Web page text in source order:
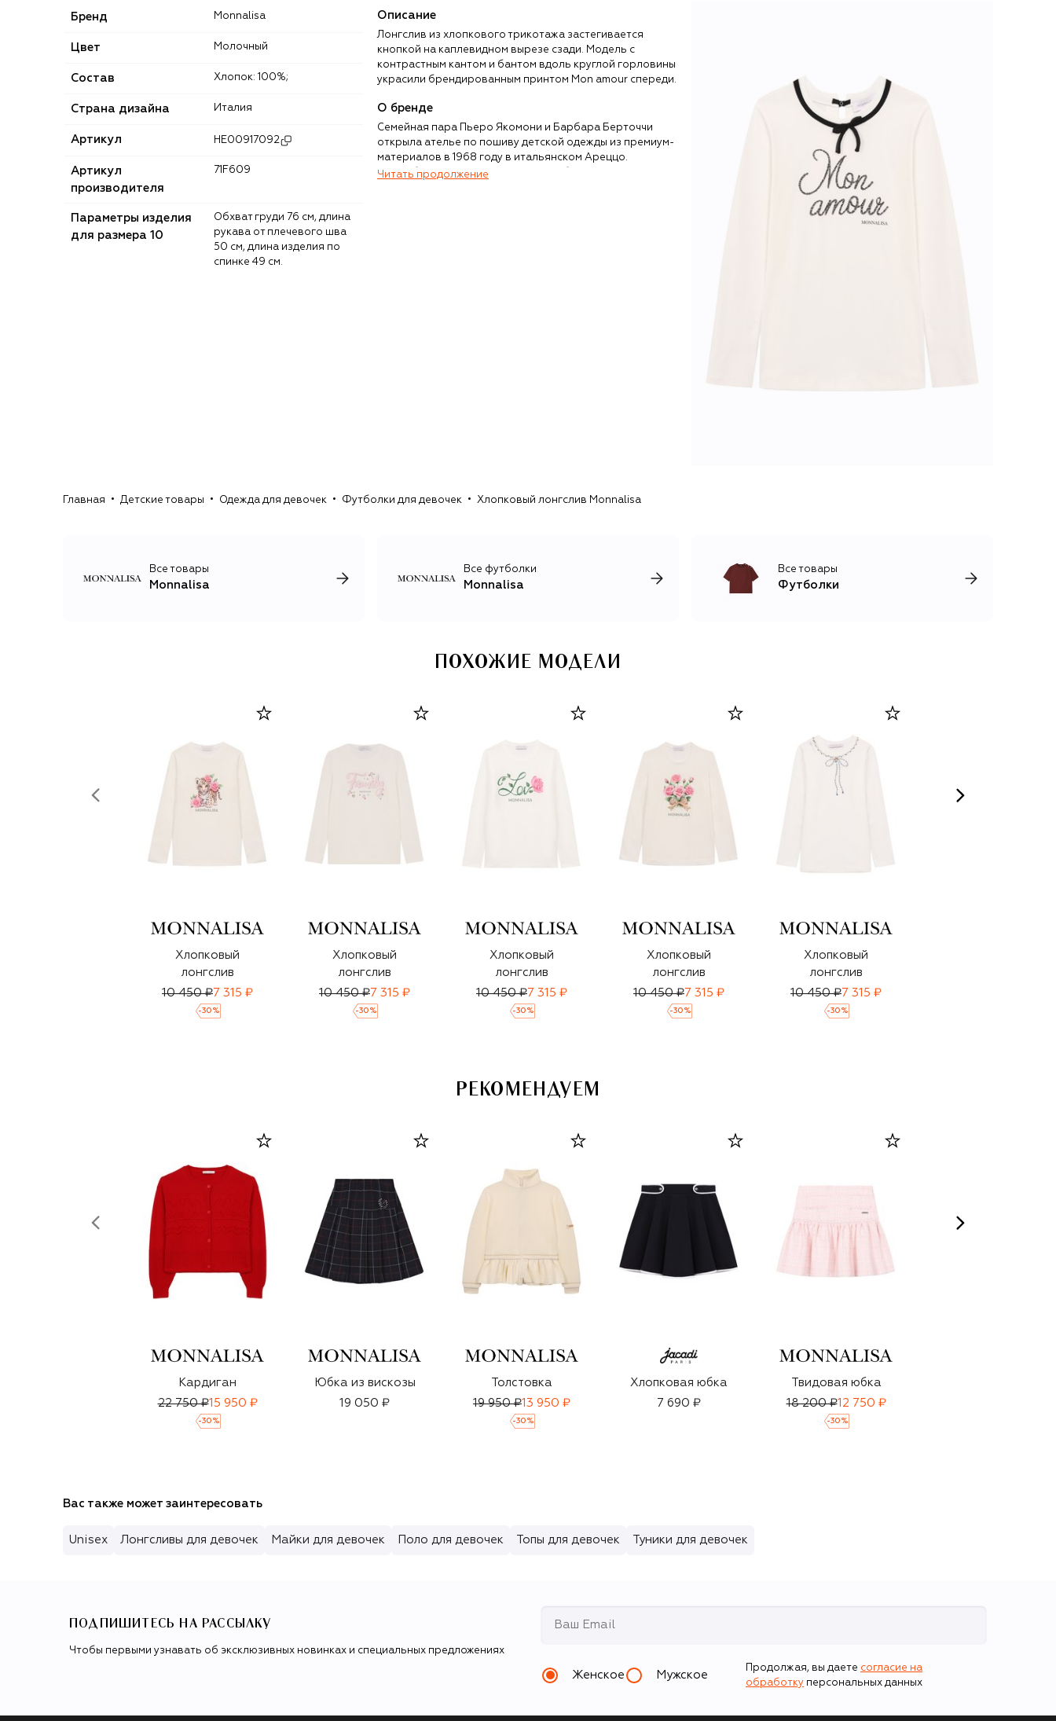
Бренд Monnalisa
Цвет Молочный
Состав Хлопок: 100%;
Страна дизайна Италия
Артикул HE00917092
Артикул
производителя
71F609
Параметры изделия
для размера 10
Обхват груди 76 см, длина
рукава от плечевого шва
50 см, длина изделия по
спинке 49 см.
Описание
Лонгслив из хлопкового трикотажа застегивается
кнопкой на каплевидном вырезе сзади. Модель с
контрастным кантом и бантом вдоль круглой горловины
украсили брендированным принтом Mon amour спереди.
О бренде
Семейная пара Пьеро Якомони и Барбара Берточчи
открыла ателье по пошиву детской одежды из премиум-
материалов в 1968 году в итальянском Ареццо.
Прорабатывая каждую деталь и добиваясь
кроя. Отдельного внимания достойна линия
Читать продолжение
Главная Детские товары Одежда для девочек Футболки для девочек Хлопковый лонгслив Monnalisa
Все товары
Monnalisa
Все футболки
Monnalisa
Все товары
Футболки
ПОХОЖИЕ МОДЕЛИ
Хлопковый
лонгслив
10 450 ₽7 315 ₽
-30 %
Хлопковый
лонгслив
10 450 ₽7 315 ₽
-30 %
Хлопковый
лонгслив
10 450 ₽7 315 ₽
-30 %
Хлопковый
лонгслив
10 450 ₽7 315 ₽
-30 %
Хлопковый
лонгслив
10 450 ₽7 315 ₽
-30 %
РЕКОМЕНДУЕМ
Кардиган
22 750 ₽15 950 ₽
-30 %
Юбка из вискозы
19 050 ₽
Толстовка
19 950 ₽13 950 ₽
-30 %
Хлопковая юбка
7 690 ₽
Твидовая юбка
18 200 ₽12 750 ₽
-30 %
Вас также может заинтересовать
Unisex Лонгсливы для девочек Майки для девочек Поло для девочек Топы для девочек Туники для девочек
ПОДПИШИТЕСЬ НА РАССЫЛКУ
Чтобы первыми узнавать об эксклюзивных новинках и специальных предложениях
Женское Мужское
Продолжая, вы даете согласие на
обработку персональных данных